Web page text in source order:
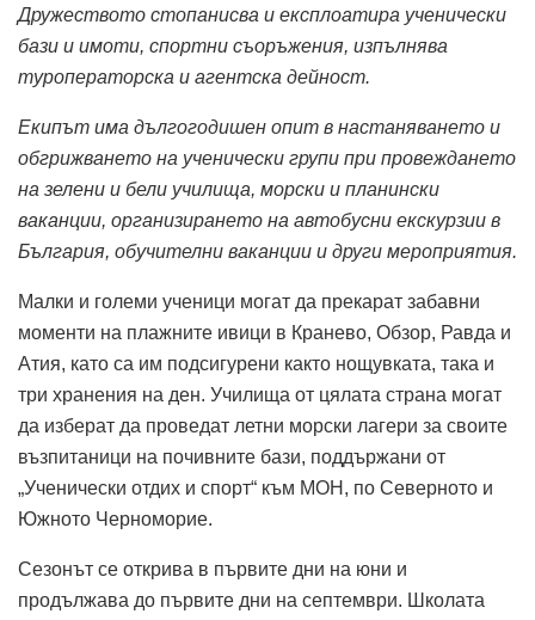
Дружеството стопанисва и експлоатира ученически
бази и имоти, спортни съоръжения, изпълнява
туроператорска и агентска дейност.
Екипът има дългогодишен опит в настаняването и
обгрижването на ученически групи при провеждането
на зелени и бели училища, морски и планински
ваканции, организирането на автобусни екскурзии в
България, обучителни ваканции и други мероприятия.
Малки и големи ученици могат да прекарат забавни
моменти на плажните ивици в Кранево, Обзор, Равда и
Атия, като са им подсигурени както нощувката, така и
три хранения на ден. Училища от цялата страна могат
да изберат да проведат летни морски лагери за своите
възпитаници на почивните бази, поддържани от
„Ученически отдих и спорт“ към МОН, по Северното и
Южното Черноморие.
Сезонът се открива в първите дни на юни и
продължава до първите дни на септември. Школата